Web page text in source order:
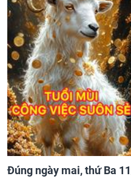
Đúng ngày mai, thứ Ba